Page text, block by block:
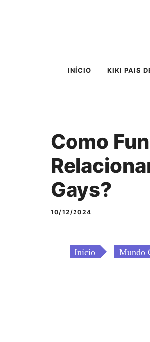
INÍCIO KIKI PAIS
Como
Gays?
10/12/2024
Início Mundo